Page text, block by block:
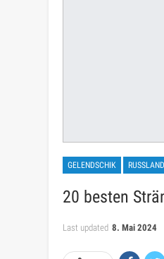
GELENDSCHIK RUSSLAND
20 besten
Last updated 8. Mai 2024